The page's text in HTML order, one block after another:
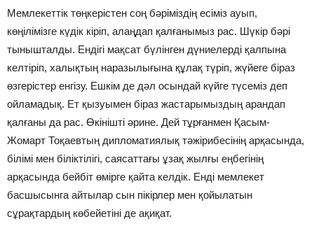
Мемлекеттік төңкерістен соң бәріміздің есіміз ауып,
көңілімізге күдік кіріп, алаңдап қалғанымыз рас. Шүкір бәрі
тынышталды. Ендігі мақсат бүлінген дүниелерді қалпына
келтіріп, халықтың наразылығына құлақ түріп, жүйеге біраз
өзгерістер енгізу. Ешкім де дәл осындай күйге түсеміз деп
ойламадық. Ет қызуымен біраз жастарымыздың арандап
қалғаны да рас. Өкінішті әрине. Дей тұрғанмен Қасым-
Жомарт Тоқаевтың дипломатиялық тәжірибесінің арқасында,
білімі мен біліктілігі, саясаттағы ұзақ жылғы еңбегінің
арқасында бейбіт өмірге қайта келдік. Енді мемлекет
басшысынга айтылар сын пікірлер мен қойылатын
сұрақтардың көбейетіні де ақиқат.